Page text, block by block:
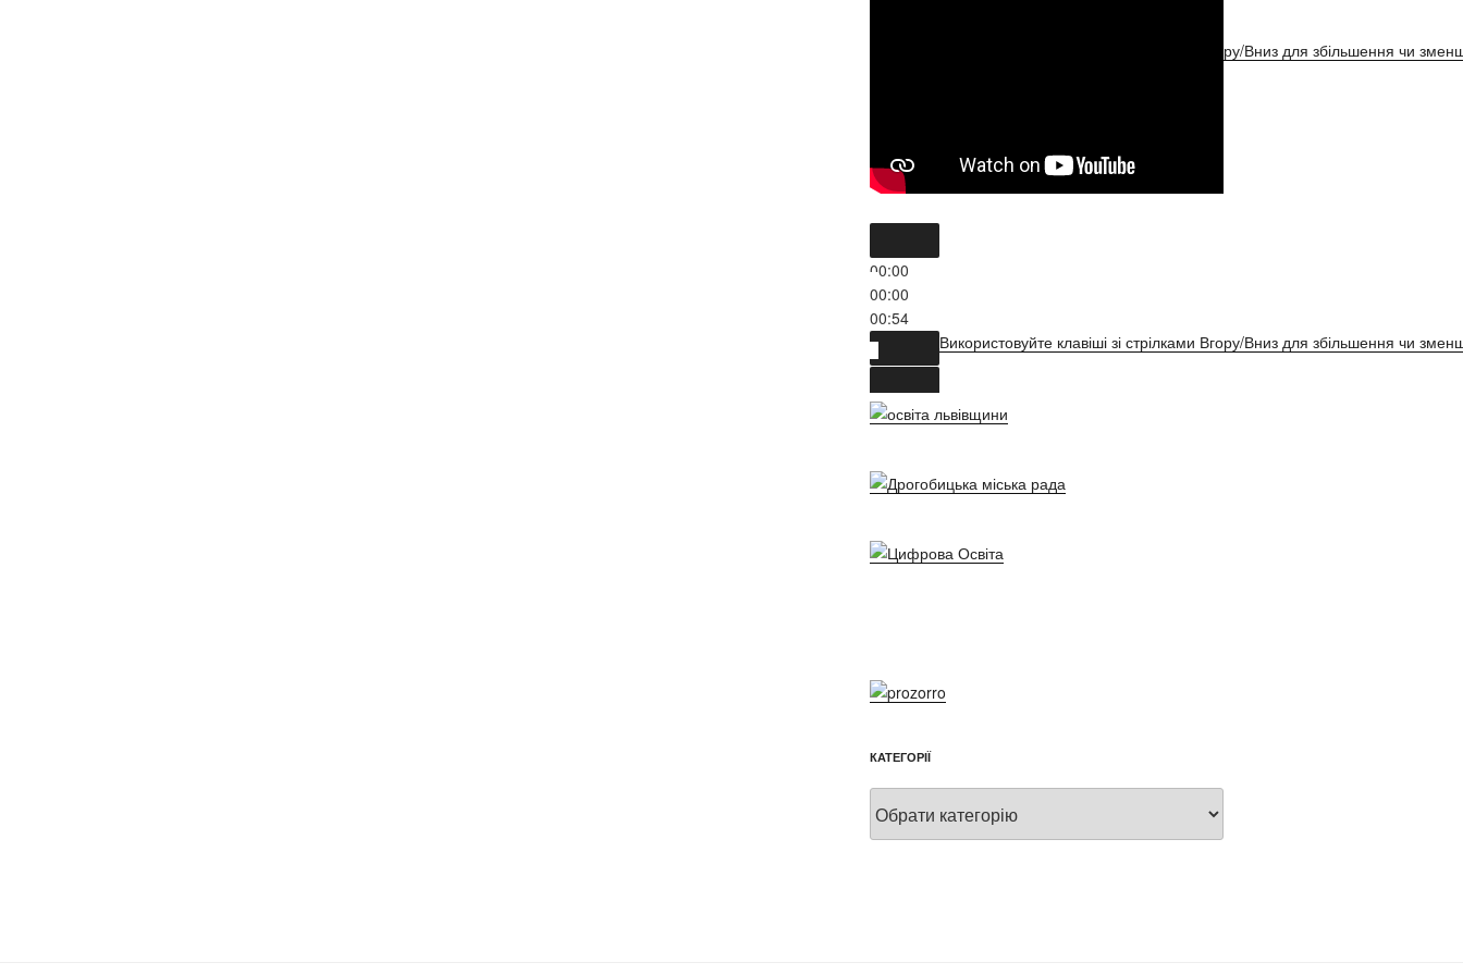
Використовуйте клавіші зі стрілками Вгору/Вниз для збільшення чи
00:00
00:00
00:54
Використовуйте клавіші зі стрілками Вгору/Вниз для збільшення чи
КАТЕГОРІЇ